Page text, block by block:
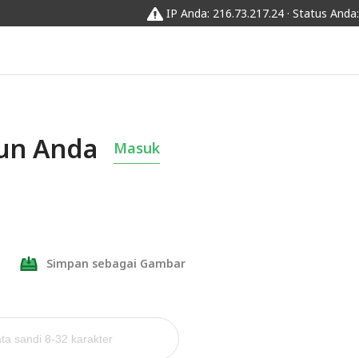
IP Anda: 216.73.217.24 · Status Anda:
Anda Masuk
Simpan sebagai Gambar